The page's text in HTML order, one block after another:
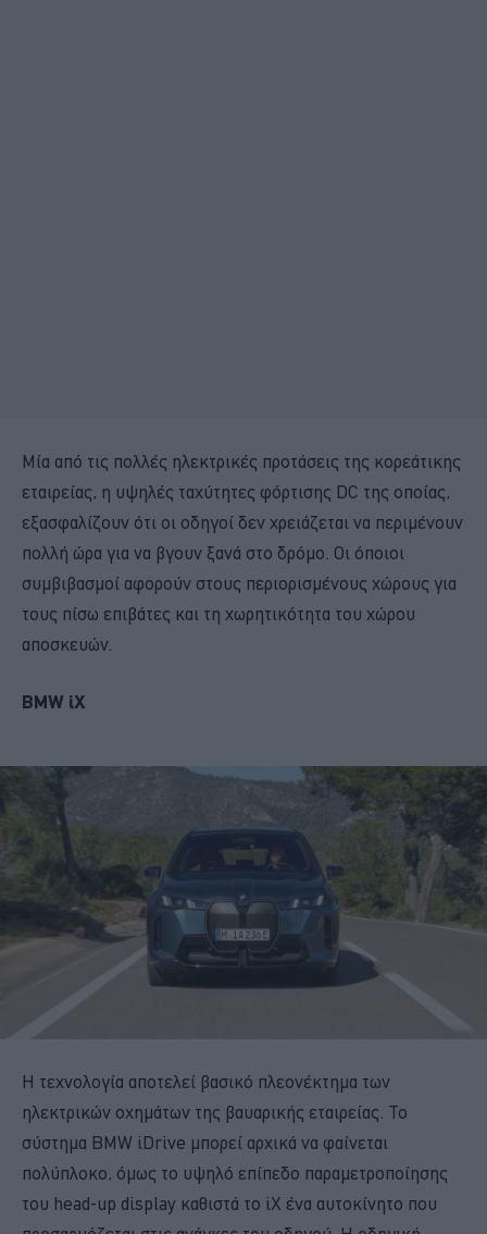
Μία από τις πολλές ηλεκτρικές προτάσεις της κορεάτικης
εταιρείας, η υψηλές ταχύτητες φόρτισης DC της οποίας,
εξασφαλίζουν ότι οι οδηγοί δεν χρειάζεται να περιμένουν
πολλή ώρα για να βγουν ξανά στο δρόμο. Οι όποιοι
συμβιβασμοί αφορούν στους περιορισμένους χώρους για
τους πίσω επιβάτες και τη χωρητικότητα του χώρου
αποσκευών.
BMW iX
Η τεχνολογία αποτελεί βασικό πλεονέκτημα των
ηλεκτρικών οχημάτων της βαυαρικής εταιρείας. Το
σύστημα BMW iDrive μπορεί αρχικά να φαίνεται
πολύπλοκο, όμως το υψηλό επίπεδο παραμετροποίησης
του head-up display καθιστά το iX ένα αυτοκίνητο που